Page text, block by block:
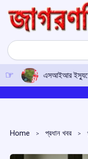
content
Search
এসআইআর ইস্যুতে
Home প্রধান খবর